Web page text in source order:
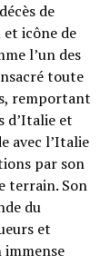
de
icône de
l’un des
toute
remportant
d’Italie et
avec l’Italie
par son
terrain. Son
du
et